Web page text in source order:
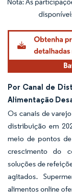
Imagem © Mordor
Por Canal de
Alimentação
Os canais de
distribuição em
meio de pontos
crescimento do
soluções de
agitados.
alimentos online